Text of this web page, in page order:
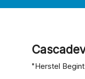
"Herstel